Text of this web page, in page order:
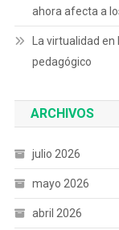
ahora afecta a
La virtualidad
pedagógico
ARCHIVOS
julio 2026
mayo 2026
abril 2026